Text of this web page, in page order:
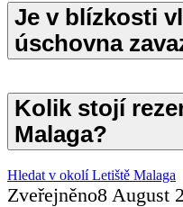
Je v blízkosti
úschovna
Kolik stojí
Malaga?
Hledat v okolí Letiště Malaga
Zveřejněno8 August